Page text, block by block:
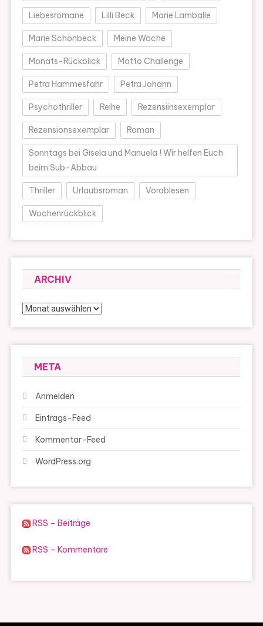
Liebesromane Lilli Beck Marie Lamballe
Marie Schönbeck Meine Woche
Monats-Rückblick Motto Challenge
Petra Hammesfahr Petra Johann
Psychothriller Reihe Rezensiinsexemplar
Rezensionsexemplar Roman
Sonntags bei Gisela und Manuela ! Wir helfen Euch
beim Sub-Abbau
Thriller Urlaubsroman Vorablesen
Wochenrückblick
ARCHIV
Archiv
META
Anmelden
Eintrags-Feed
Kommentar-Feed
WordPress.org
RSS – Beiträge
RSS – Kommentare